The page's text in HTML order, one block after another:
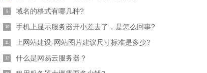
9 域名的格式有哪几种?
10 手机上显示服务器开小差去了，是怎么回事?
11 上网站建设-网站图片建议尺寸标准是多少?
12 什么是网易云服务器？